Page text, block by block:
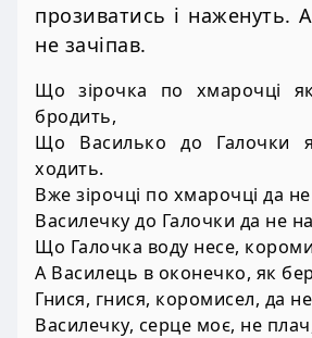
прозиватись і наженуть.
не зачіпав.
Що зірочка по хмарочці
бродить,
Що Василько до Галочки
ходить.
Вже зірочці по хмарочці да
Василечку до Галочки да не
Що Галочка воду несе,
А Василець в оконечко, як
Гнися, гнися, коромисел, да
Василечку, серце моє, не